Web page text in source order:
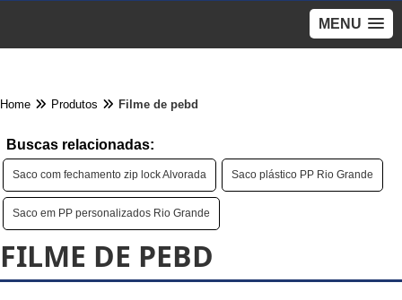
MENU
Home Produtos Filme de pebd
Buscas relacionadas:
Saco com fechamento zip lock Alvorada Saco plástico PP Rio Grande
Saco em PP personalizados Rio Grande
FILME DE PEBD